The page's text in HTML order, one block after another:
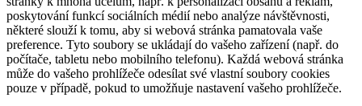
poskytování funkcí sociálních médií nebo analýze návštěvnosti,
některé slouží k tomu, aby si webová stránka pamatovala vaše
preference. Tyto soubory se ukládají do vašeho zařízení (např. do
počítače, tabletu nebo mobilního telefonu). Každá webová stránka
může do vašeho prohlížeče odesílat své vlastní soubory cookies
pouze v případě, pokud to umožňuje nastavení vašeho prohlížeče.